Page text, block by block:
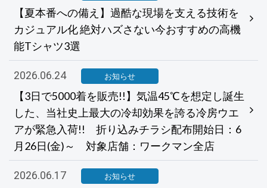
【夏本番への備え】過酷な現場を支える技術を
カジュアル化 絶対ハズさない今おすすめの高機
能Tシャツ3選
2026.06.24 お知らせ
【3日で5000着を販売!!】気温45℃を想定し誕生
した、当社史上最大の冷却効果を誇る冷房ウエ
アが緊急入荷!! 折り込みチラシ配布開始日：6
月26日(金)～ 対象店舗：ワークマン全店
2026.06.17 お知らせ